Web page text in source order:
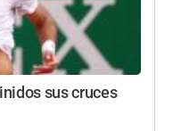
sus cruces